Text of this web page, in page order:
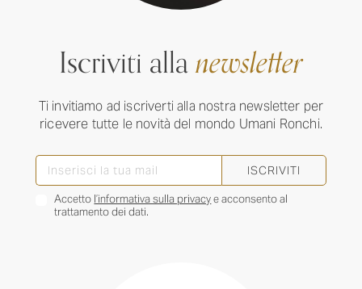
Iscriviti allanewsletter
Ti invitiamo ad iscriverti alla nostra newsletter per
ricevere tutte le novità del mondo Umani Ronchi.
ISCRIVITI
Accetto l’informativa sulla privacye acconsento al
trattamento dei dati.